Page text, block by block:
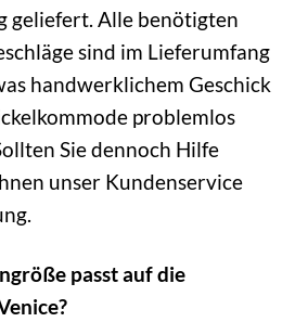
geliefert. Alle benötigten
sind im Lieferumfang
handwerklichem Geschick
problemlos
Sie dennoch Hilfe
unser Kundenservice
passt auf die